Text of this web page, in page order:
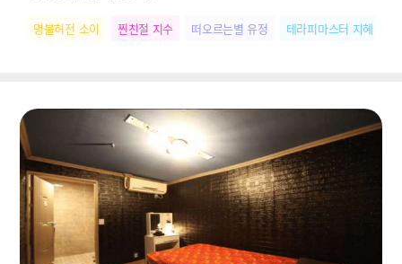
명불허전 소이 찐친절 지수 떠오르는별 유정 테라피마스터 지혜